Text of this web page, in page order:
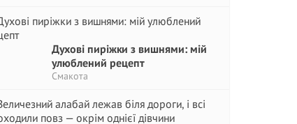
Духові пиріжки з вишнями: мій
улюблений рецепт
Смакота